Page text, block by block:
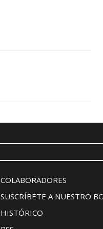
COLABORADORES
SUSCRÍBETE A NUESTRO
HISTÓRICO